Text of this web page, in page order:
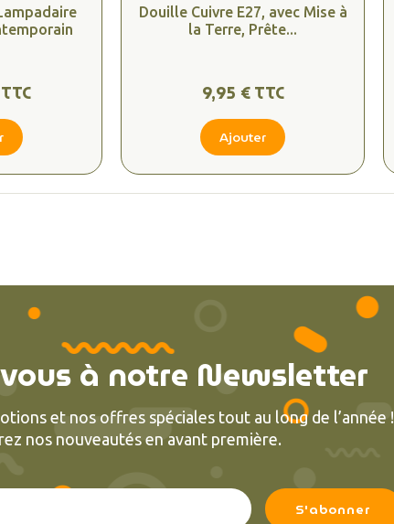
Douille Cuivre E27, avec Mise à
la Terre, Prête...
9,95 € TTC
Ajouter
à notre Newsletter
et nos offres spéciales tout au long de l’année !
nos nouveautés en avant première.